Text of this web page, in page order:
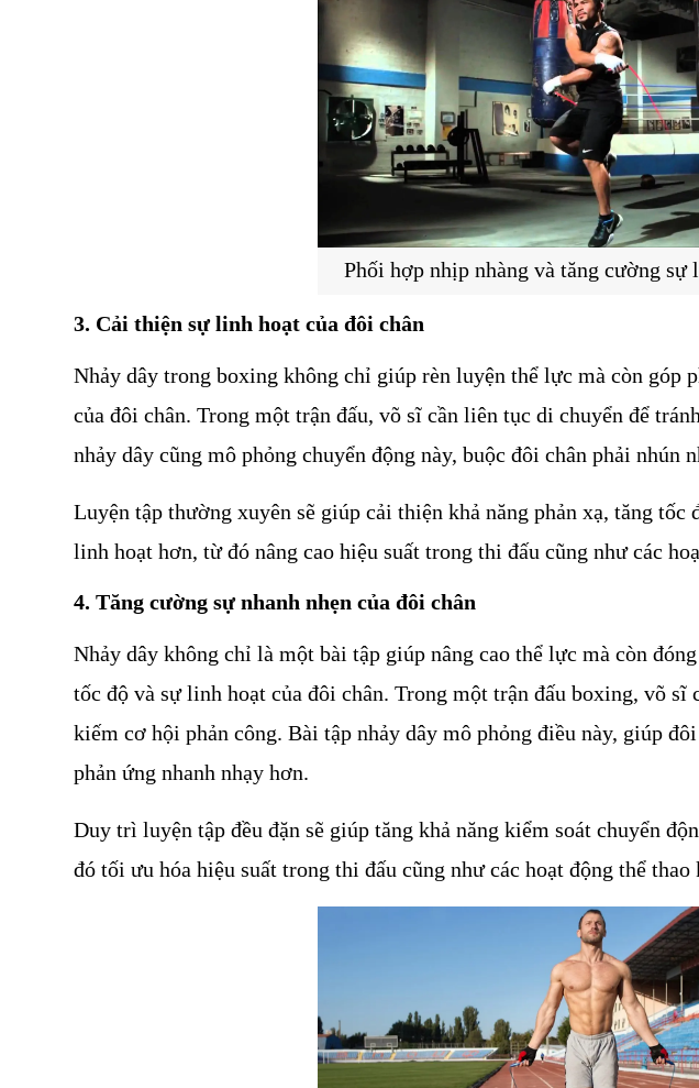
Phối hợp nhịp nhàng và tăng cường sự
3. Cải thiện sự linh hoạt của đôi chân
Nhảy dây trong boxing không chỉ giúp rèn luyện thể lực mà còn góp
của đôi chân. Trong một trận đấu, võ sĩ cần liên tục di chuyển để
nhảy dây cũng mô phỏng chuyển động này, buộc đôi chân phải nhún
Luyện tập thường xuyên sẽ giúp cải thiện khả năng phản xạ, tăng
linh hoạt hơn, từ đó nâng cao hiệu suất trong thi đấu cũng như các
4. Tăng cường sự nhanh nhẹn của đôi chân
Nhảy dây không chỉ là một bài tập giúp nâng cao thể lực mà còn
tốc độ và sự linh hoạt của đôi chân. Trong một trận đấu boxing, võ sĩ
kiếm cơ hội phản công. Bài tập nhảy dây mô phỏng điều này, giúp
phản ứng nhanh nhạy hơn.
Duy trì luyện tập đều đặn sẽ giúp tăng khả năng kiểm soát chuyển
đó tối ưu hóa hiệu suất trong thi đấu cũng như các hoạt động thể thao